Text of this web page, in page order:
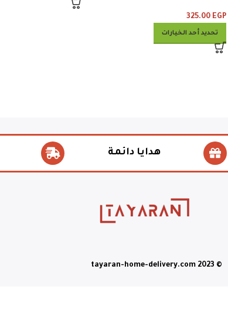
325.00 EGP
تحديد أحد الخيارات
هدايا دائمة
© tayaran-home-delivery.com 2023